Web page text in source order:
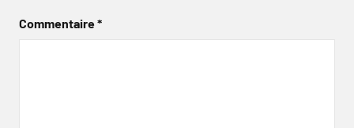
Commentaire*